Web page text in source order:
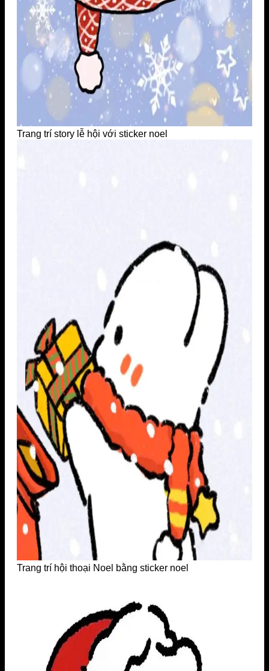
Trang trí story lễ hội với sticker noel
Trang trí hội thoại Noel bằng sticker noel